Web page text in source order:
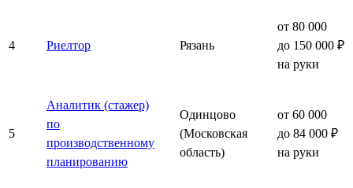
4 Риелтор Рязань
от 80 000
до 150 000 ₽
на руки
5
Аналитик (стажер)
по
производственному
планированию
Одинцово
(Московская
область)
от 60 000
до 84 000 ₽
на руки